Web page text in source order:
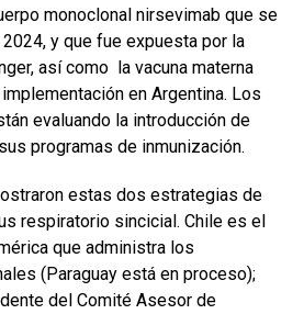
monoclonal nirsevimab que se
y que fue expuesta por la
así como la vacuna materna
en Argentina. Los
evaluando la introducción de
programas de inmunización.
estas dos estrategias de
respiratorio sincicial. Chile es el
que administra los
(Paraguay está en proceso);
del Comité Asesor de